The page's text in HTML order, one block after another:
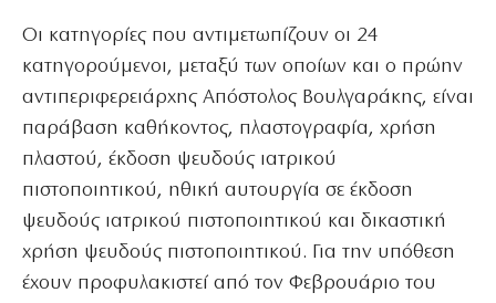
Οι κατηγορίες που αντιμετωπίζουν οι 24
κατηγορούμενοι, μεταξύ των οποίων και ο πρώην
αντιπεριφερειάρχης Απόστολος Βουλγαράκης, είναι
παράβαση καθήκοντος, πλαστογραφία, χρήση
πλαστού, έκδοση ψευδούς ιατρικού
πιστοποιητικού, ηθική αυτουργία σε έκδοση
ψευδούς ιατρικού πιστοποιητικού και δικαστική
χρήση ψευδούς πιστοποιητικού. Για την υπόθεση
έχουν προφυλακιστεί από τον Φεβρουάριο του